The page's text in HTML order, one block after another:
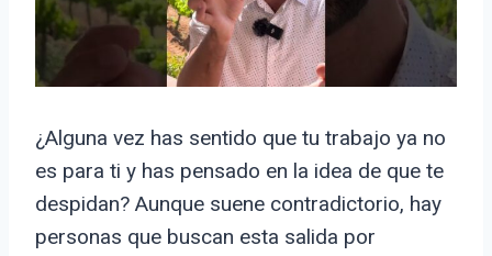
¿Alguna vez has sentido que tu trabajo ya no
es para ti y has pensado en la idea de que te
despidan? Aunque suene contradictorio, hay
personas que buscan esta salida por